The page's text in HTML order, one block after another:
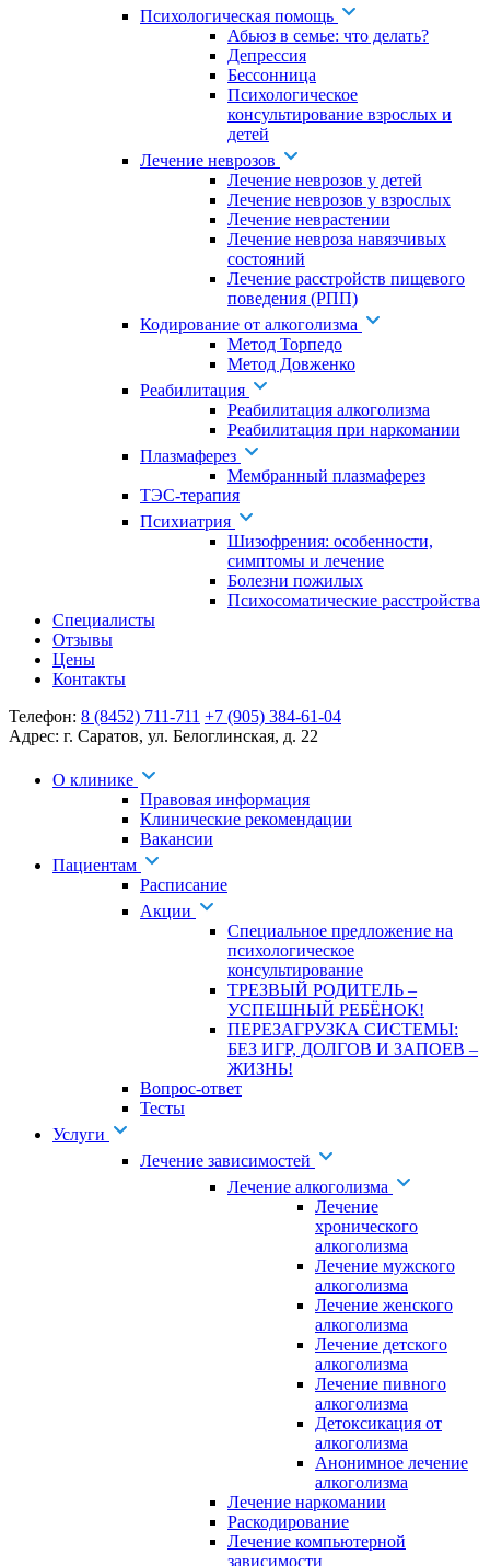
Психологическая помощь
Абьюз в семье: что делать?
Депрессия
Бессонница
Психологическое
консультирование взрослых и
детей
Лечение неврозов
Лечение неврозов у детей
Лечение неврозов у взрослых
Лечение неврастении
Лечение невроза навязчивых
состояний
Лечение расстройств пищевого
поведения (РПП)
Кодирование от алкоголизма
Метод Торпедо
Метод Довженко
Реабилитация
Реабилитация алкоголизма
Реабилитация при наркомании
Плазмаферез
Мембранный плазмаферез
ТЭС-терапия
Психиатрия
Шизофрения: особенности,
симптомы и лечение
Болезни пожилых
Психосоматические расстройства
Специалисты
Отзывы
Цены
Контакты
Телефон: 8 (8452) 711-711 +7 (905) 384-61-04
Адрес: г. Саратов, ул. Белоглинская, д. 22
О клинике
Правовая информация
Клинические рекомендации
Вакансии
Пациентам
Расписание
Акции
Специальное предложение на
психологическое
консультирование
ТРЕЗВЫЙ РОДИТЕЛЬ –
УСПЕШНЫЙ РЕБЁНОК!
ПЕРЕЗАГРУЗКА СИСТЕМЫ:
БЕЗ ИГР, ДОЛГОВ И ЗАПОЕВ –
ЖИЗНЬ!
Вопрос-ответ
Тесты
Услуги
Лечение зависимостей
Лечение алкоголизма
Лечение
хронического
алкоголизма
Лечение мужского
алкоголизма
Лечение женского
алкоголизма
Лечение детского
алкоголизма
Лечение пивного
алкоголизма
Детоксикация от
алкоголизма
Анонимное лечение
алкоголизма
Лечение наркомании
Раскодирование
Лечение компьютерной
зависимости